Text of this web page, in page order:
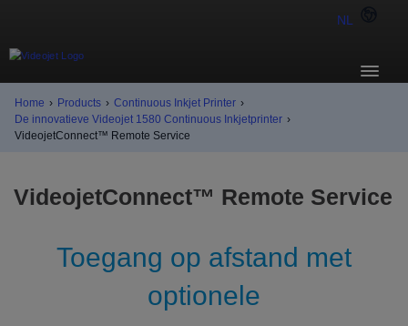
NL
Home › Products › Continuous Inkjet Printer ›
De innovatieve Videojet 1580 Continuous Inkjetprinter ›
VideojetConnect™ Remote Service
VideojetConnect™ Remote Service
Toegang op afstand met
optionele